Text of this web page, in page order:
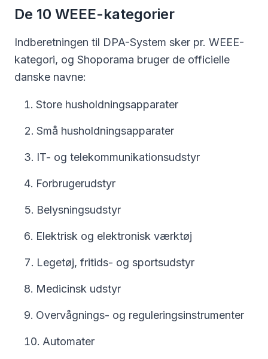
De 10 WEEE-kategorier
Indberetningen til DPA-System sker pr. WEEE-
kategori, og Shoporama bruger de officielle
danske navne:
Store husholdningsapparater
Små husholdningsapparater
IT- og telekommunikationsudstyr
Forbrugerudstyr
Belysningsudstyr
Elektrisk og elektronisk værktøj
Legetøj, fritids- og sportsudstyr
Medicinsk udstyr
Overvågnings- og reguleringsinstrumenter
Automater